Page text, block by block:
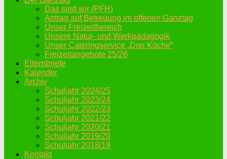
Das sind wir (PFH)
Antrag auf Betreuung im offenen Ganztag
Unser Freizeitbereich
Unsere Natur- und Werkpädagogik
Unser Cateringservice „Drei Köche“
Freizeitangebote 25/26
Elternbriefe
Kalender
Archiv
Schuljahr 2024/25
Schuljahr 2023/24
Schuljahr 2022/23
Schuljahr 2021/22
Schuljahr 2020/21
Schuljahr 2019/20
Schuljahr 2018/19
Kontakt